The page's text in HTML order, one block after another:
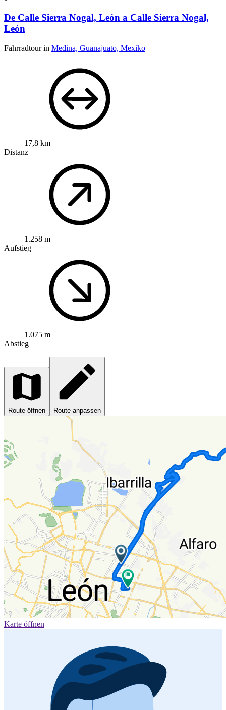
De Calle Sierra Nogal, León a Calle Sierra Nogal,
León
Fahrradtour in Medina, Guanajuato, Mexiko
17,8 km
Distanz
1.258 m
Aufstieg
1.075 m
Abstieg
Route öffnen Route anpassen
Karte öffnen